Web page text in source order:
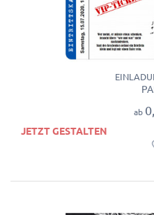
ab
JETZT GESTALTEN